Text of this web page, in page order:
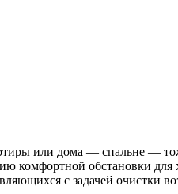
или дома — спальне —
комфортной обстановки
с задачей очистки